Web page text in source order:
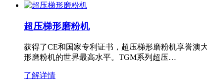
超压梯形磨粉机
获得了CE和国家专利证书，超压梯形磨粉机享誉澳
形磨粉机的世界最高水平。TGM系列超压…
了解详情